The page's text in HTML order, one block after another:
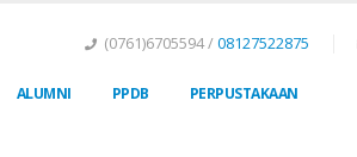
(0761)6705594 /08127522875
ALUMNI PPDB PERPUSTAKAAN